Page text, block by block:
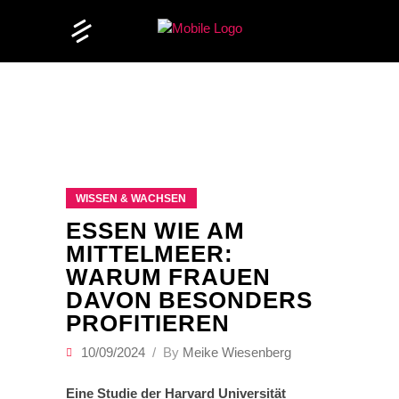
WISSEN & WACHSEN
ESSEN WIE AM
MITTELMEER:
WARUM FRAUEN
DAVON BESONDERS
PROFITIEREN
10/09/2024 By Meike Wiesenberg
Eine Studie der Harvard Universität